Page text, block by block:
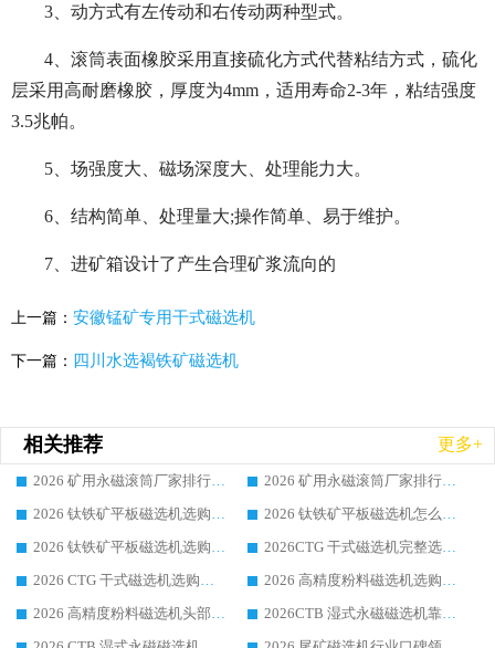
3、动方式有左传动和右传动两种型式。
4、滚筒表面橡胶采用直接硫化方式代替粘结方式，硫化
层采用高耐磨橡胶，厚度为4mm，适用寿命2-3年，粘结强度
3.5兆帕。
5、场强度大、磁场深度大、处理能力大。
6、结构简单、处理量大;操作简单、易于维护。
7、进矿箱设计了产生合理矿浆流向的
上一篇： 安徽锰矿专用干式磁选机
下一篇： 四川水选褐铁矿磁选机
相关推荐 更多+
2026 矿用永磁滚筒厂家排行榜选购干货指南 行业口碑标杆华体会手机网页版-华体会(中国) 实力出众
2026 矿用永磁滚筒厂家排行榜选购指南，行业口碑领域强者华体会手机网页版-华体会(中国)
2026 钛铁矿平板磁选机选购全攻略 市场公认优质品牌厂家实力排行榜
2026 钛铁矿平板磁选机怎么选 靠谱生产企业实力排行榜选购参考攻略
2026 钛铁矿平板磁选机选购指南 行业口碑优选品牌生产企业实力排行榜
2026CTG 干式磁选机完整选购指南 行业口碑顶尖靠谱生产龙头厂家实力推荐
2026 CTG 干式磁选机选购指南|行业口碑靠谱生产厂家领域强者推荐
2026 高精度粉料磁选机选购全攻略 行业优质品牌华体会手机网页版-华体会(中国) 实力深度解析
2026 高精度粉料磁选机头部厂家选购指南 行业口碑靠谱品牌推荐 领域强者华体会手机网页版-华体会(中国) 解析
2026CTB 湿式永磁磁选机靠谱厂家实力排行榜 铁矿选矿设备采购全流程选购指南